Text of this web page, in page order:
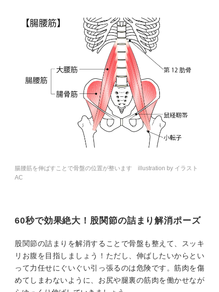
腸腰筋を伸ばすことで骨盤の位置が整います illustration by イラスト
AC
60秒で効果絶大！股関節の詰まり解消ポーズ
股関節の詰まりを解消することで骨盤も整えて、スッキ
リお腹を目指しましょう！ただし、伸ばしたいからとい
って力任せにぐいぐい引っ張るのは危険です。筋肉を傷
めてしまわないように、お尻や腿裏の筋肉を働かせなが